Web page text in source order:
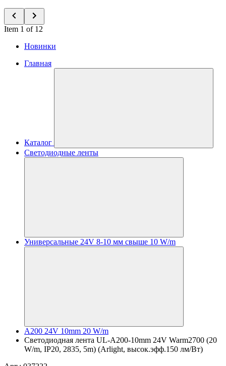
Item 1 of 12
Новинки
Главная
Каталог
Светодиодные ленты
Универсальные 24V 8-10 мм свыше 10 W/m
A200 24V 10mm 20 W/m
Светодиодная лента UL-A200-10mm 24V Warm2700 (20
W/m, IP20, 2835, 5m) (Arlight, высок.эфф.150 лм/Вт)